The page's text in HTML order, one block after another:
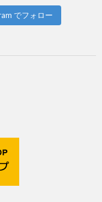
でフォロー